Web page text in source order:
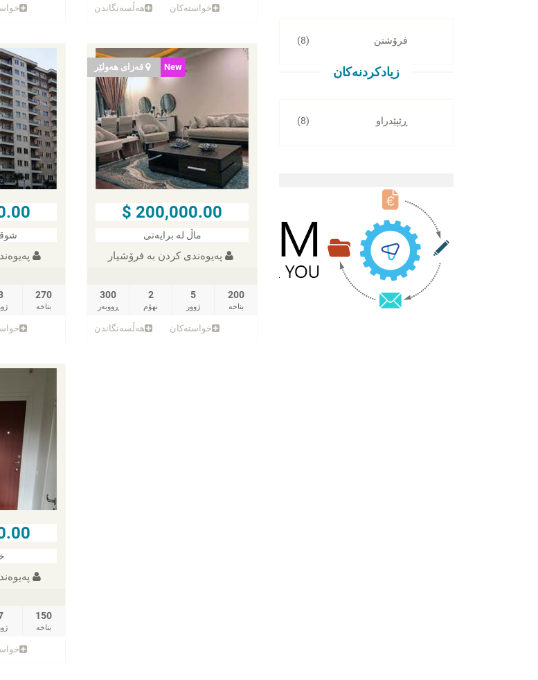
خواستەکان هەڵسەنگاندن
$
270
بناخه‌
قەزای هەولێر New
200,000.00 $
ماڵ لە برایەتی
پەیوەندی کردن به فرۆشیار
300
ڕووبەر
2
نهۆم
5
ژوور
200
بناخه‌
خواستەکان هەڵسەنگاندن
$
150
بناخه‌
(8) فرۆشتن
زیادکردنەکان
(8) ڕێپێدراو